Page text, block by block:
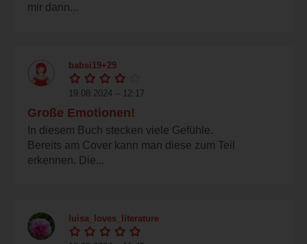
mir dann...
babsi19+29
19.08.2024 – 12:17
Große Emotionen!
In diesem Buch stecken viele Gefühle.
Bereits am Cover kann man diese zum Teil
erkennen. Die...
luisa_loves_literature